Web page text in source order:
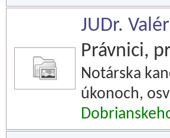
JUDr.
Právnici,
Notárska
úkonoch,